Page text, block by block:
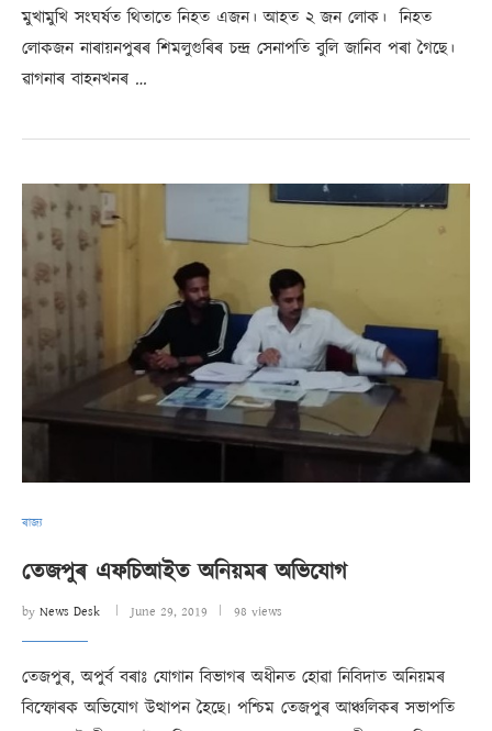
মুখামুখি সংঘৰ্ষত থিতাতে নিহত এজন। আহত ২ জন লোক। নিহত
লোকজন নাৰায়নপুৰৰ শিমলুগুৰিৰ চন্দ্ৰ সেনাপতি বুলি জানিব পৰা গৈছে।
ৱাগনাৰ বাহনখনৰ …
ৰাজ্য
তেজপুৰ এফচিআইত অনিয়মৰ অভিযোগ
by News Desk June 29, 2019 98 views
তেজপুৰ, অপুৰ্ব বৰাঃ যোগান বিভাগৰ অধীনত হোৱা নিবিদাত অনিয়মৰ
বিস্ফোৰক অভিযোগ উত্থাপন হৈছে৷ পশ্চিম তেজপুৰ আঞ্চলিকৰ সভাপতি